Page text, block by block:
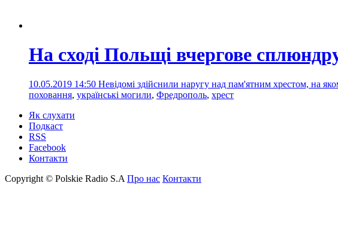
На сході Польщі вчергове
10.05.2019 14:50 Невідомі здійснили наругу над пам'ятним хрестом, на
поховання, українські могили, Фредрополь, хрест
Як слухати
Подкаст
RSS
Facebook
Контакти
Copyright © Polskie Radio S.A Про нас Контакти